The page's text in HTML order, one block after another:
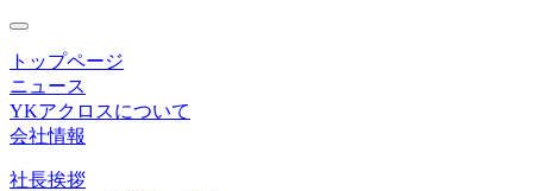
toggle
navigation
トップページ
ニュース
YKアクロスについて
会社情報
社長挨拶